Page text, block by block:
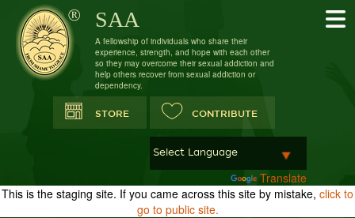
SAA
A fellowship of individuals who share their
experience, strength, and hope with each other
so they may overcome their sexual addiction and
help others recover from sexual addiction or
dependency.
STORE CONTRIBUTE
Translate
This is the staging site. If you came across this site by mistake, click to
go to public site.